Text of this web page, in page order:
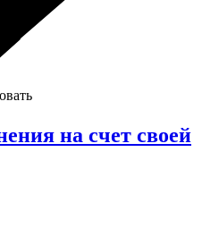
на счет своей